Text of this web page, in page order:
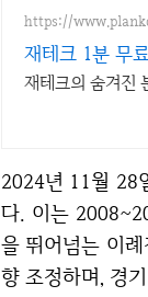
https://
재테크 1분 무
재테크의 숨겨진
2024년 11월 28일, 한국은행은 기준금리를 3.25%에서 3.00%로 0.25%포인트 인하하기로 결정했습니
다. 이는
을 뛰어넘는 이
향 조정하며, 경